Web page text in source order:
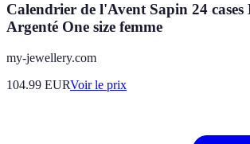
Calendrier de l'Avent Sapin 24
Argenté One size femme
my-jewellery.com
104.99 EURVoir le prix